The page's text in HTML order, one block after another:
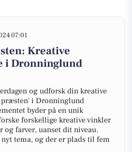
07:01
Kreative
i Dronninglund
og udforsk din kreative
præsten' i Dronninglund
byder på en unik
forskellige kreative vinkler
og farver, uanset dit niveau.
tema, og der er plads til fem